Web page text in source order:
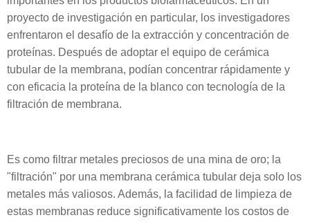
proyecto de investigación en particular, los investigadores
enfrentaron el desafío de la extracción y concentración de
proteínas. Después de adoptar el equipo de cerámica
tubular de la membrana, podían concentrar rápidamente y
con eficacia la proteína de la blanco con tecnología de la
filtración de membrana.
Es como filtrar metales preciosos de una mina de oro; la
"filtración" por una membrana cerámica tubular deja solo los
metales más valiosos. Además, la facilidad de limpieza de
estas membranas reduce significativamente los costos de